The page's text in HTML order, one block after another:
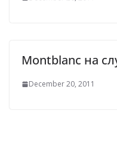
Montblanc на
December 20, 2011